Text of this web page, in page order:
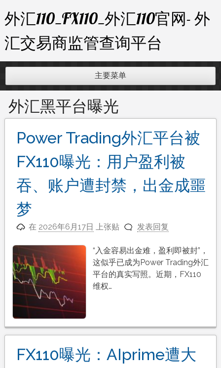
至
内
容
外汇110_FX110_外汇110官网- 外
汇交易商监管查询平台
主要菜单
外汇黑平台曝光
Power Trading外汇平台被
FX110曝光：用户盈利被
吞、账户遭封禁，出金成噩
梦
在 2026年6月17日 上张贴 发表回复
“入金容易出金难，盈利即被封”，
这似乎已成为Power Trading外汇
平台的真实写照。近期，FX110
维权…
FX110曝光：AIprime遭大